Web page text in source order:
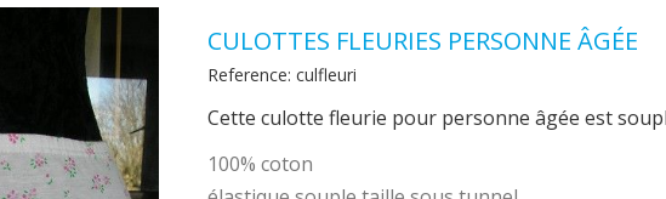
CULOTTES FLEURIES PERSONNE ÂGÉE
Reference: culfleuri
Cette culotte fleurie pour personne âgée est
100% coton